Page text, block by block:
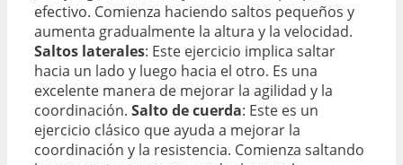
efectivo. Comienza haciendo saltos pequeños y
aumenta gradualmente la altura y la velocidad.
Saltos laterales: Este ejercicio implica saltar
hacia un lado y luego hacia el otro. Es una
excelente manera de mejorar la agilidad y la
coordinación. Salto de cuerda: Este es un
ejercicio clásico que ayuda a mejorar la
coordinación y la resistencia. Comienza saltando